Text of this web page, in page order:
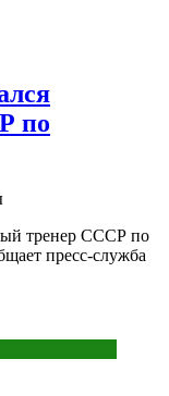
по
тренер СССР по
пресс-служба